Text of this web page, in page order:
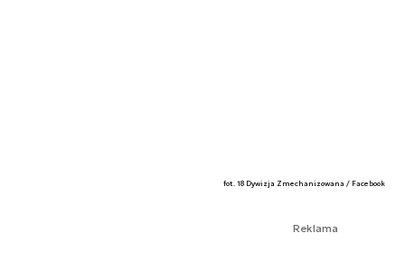
fot. 18 Dywizja Zmechanizowana / Facebook
Reklama